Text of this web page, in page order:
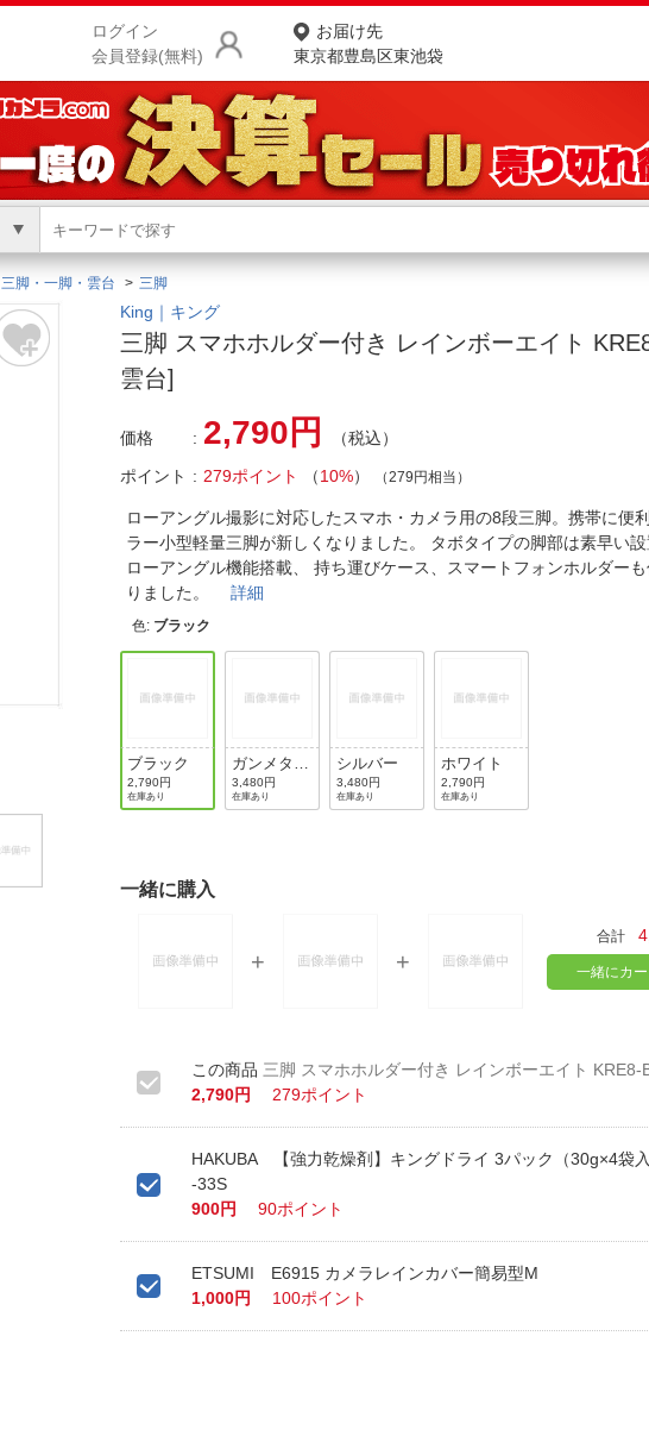
ログイン
会員登録(無料)
お届け先
東京都豊島区東池袋
商品をさがす
ランキングからさがす
お客様サポート
よくある質問・お問合せ
ご利用規約
三脚・一脚・雲台 三脚
King｜キング
三脚 スマホホルダー付き レインボーエイト
雲台]
価格 2,790円
（税込）
ポイント
279ポイント （10%） （279円相当）
ローアングル撮影に対応したスマホ・カメラ用の8段三脚。携帯に便
ラー小型軽量三脚が新しくなりました。 タボタイプの脚部は素早い設
ローアングル機能搭載、 持ち運びケース、スマートフォンホルダー
りました。詳細
色: ブラック
ブラック
2,790円
在庫あり
ガンメタリ
ック
3,480円
在庫あり
シルバー
3,480円
在庫あり
ホワイト
2,790円
在庫あり
一緒に購入
合計
一緒にカ
三脚 スマホホルダー付き レインボーエイト KRE8-
2,790円
279ポイント
HAKUBA 【強力乾燥剤】キングドライ 3パック（30g×4袋
-33S
900円
90ポイント
ETSUMI E6915 カメラレインカバー簡易型M
1,000円
100ポイント